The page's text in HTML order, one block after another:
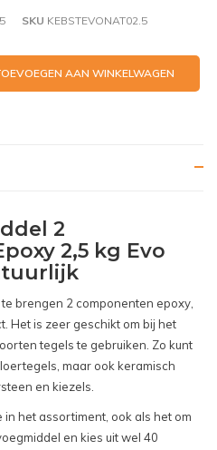
SKU KEBSTEVONAT02.5
AAN WINKELWAGEN
2
2,5 kg Evo
brengen 2 componenten epoxy,
Het is zeer geschikt om bij het
tegels te gebruiken. Zo kunt
maar ook keramisch
en kiezels.
het assortiment, ook als het om
en kies uit wel 40